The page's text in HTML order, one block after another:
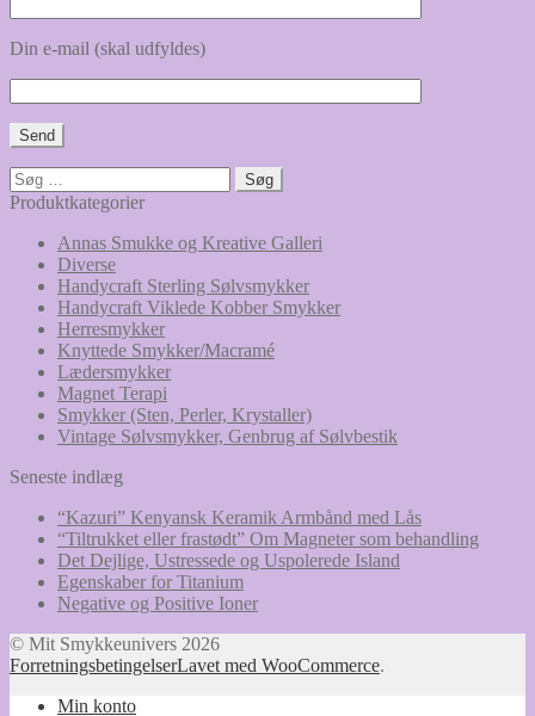
Din e-mail (skal udfyldes)
Søg
efter:
Produktkategorier
Annas Smukke og Kreative Galleri
Diverse
Handycraft Sterling Sølvsmykker
Handycraft Viklede Kobber Smykker
Herresmykker
Knyttede Smykker/Macramé
Lædersmykker
Magnet Terapi
Smykker (Sten, Perler, Krystaller)
Vintage Sølvsmykker, Genbrug af Sølvbestik
Seneste indlæg
“Kazuri” Kenyansk Keramik Armbånd med Lås
“Tiltrukket eller frastødt” Om Magneter som behandling
Det Dejlige, Ustressede og Uspolerede Island
Egenskaber for Titanium
Negative og Positive Ioner
© Mit Smykkeunivers 2026
ForretningsbetingelserLavet med WooCommerce.
Min konto